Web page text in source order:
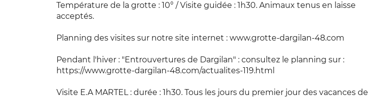
Température de la grotte : 10° / Visite guidée : 1h30. Animaux tenus en laisse
acceptés.
Planning des visites sur notre site internet : www.grotte-dargilan-48.com
Pendant l'hiver : "Entrouvertures de Dargilan" : consultez le planning sur :
https://www.grotte-dargilan-48.com/actualites-119.html
Visite E.A MARTEL : durée : 1h30. Tous les jours du premier jour des vacances de